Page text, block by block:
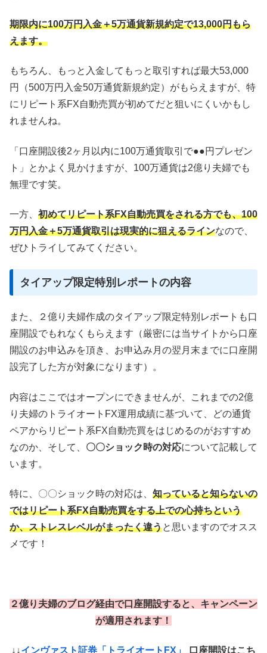
期限内に100万円入金＋5万通貨新規約定で13,000円もら
えます。
もちろん、もっと入金してもっと取引すれば最大53,000
円（500万円入金50万通貨新規約定）がもらえますが、特
にリピート系FX自動売買が初めてだと狙いにくいかもし
れませんね。
「口座開設後2ヶ月以内に100万通貨取引で●●円プレゼン
ト」とかよく見かけますが、100万通貨は2億り夫婦でも
無理です笑。
一方、 初めてリピート系FX自動売買をされる方でも、100
万円入金＋5万通貨取引は現実的に狙えるラインなので、
ぜひトライしてみてください。
タイアップ限定特別レポートの内容
また、２億り夫婦作成のタイアップ限定特別レポートも口
座開設でもれなくもらえます（厳密には当サイトから口座
開設のお申込みを頂き、お申込み月の翌月末までに口座開
設完了した方が対象になります）。
内容はここではオープンにできませんが、これまでの2億
り夫婦のトライオートFX運用成績に基づいて、どの通貨
ペアからリピート系FX自動売買をはじめるのがおすすめ
なのか、そして、 〇〇ショック時の対応について記載して
います。
特に、〇〇ショック時の対応は、 知っていると知らないの
ではリピート系FX自動売買をする上での心持ちという
か、ストレスレベルがまったく違うと思いますのでオスス
メです！
２億り夫婦のブログ経由で口座開設すると、キャンペーン
が適用されます！
↓↓インヴァスト証券「トライオートFX」 口座開設はこち